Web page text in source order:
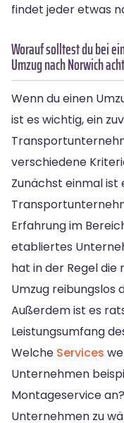
findet jeder etwas
Worauf solltest du bei
Umzug nach Norwich
Wenn du einen
ist es wichtig, ein
verschiedene
Zunächst einmal ist
Erfahrung im
etabliertes
hat in der Regel die
Umzug reibungslos
Außerdem ist es
Leistungsumfang
Welche Services
Unternehmen
Montageservice
Unternehmen zu